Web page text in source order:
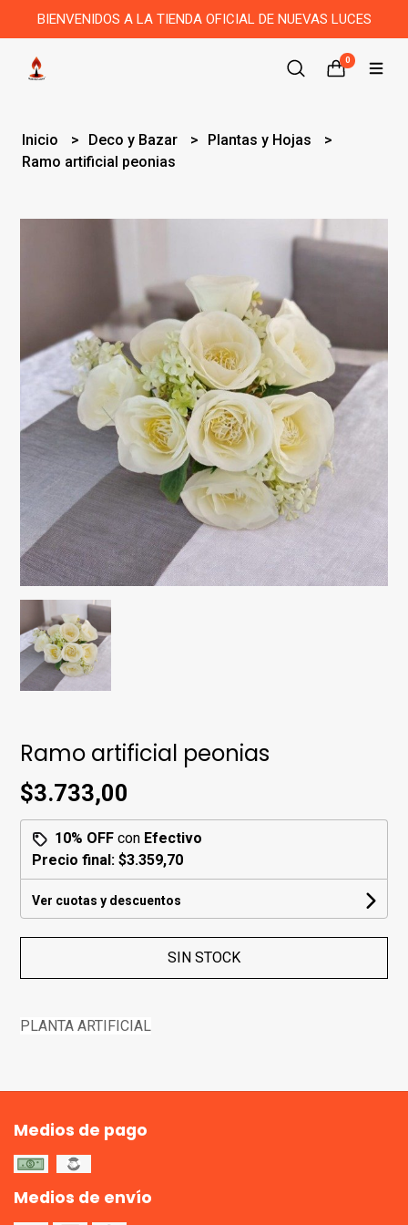
BIENVENIDOS A LA TIENDA OFICIAL DE NUEVAS LUCES
0
Inicio Deco y Bazar
Plantas y Hojas
Ramo artificial peonias
Ramo artificial peonias
$3.733,00
10% OFF con Efectivo
Precio final:$3.359,70
Ver cuotas y descuentos
SIN STOCK
PLANTA ARTIFICIAL
Medios de pago
Medios de envío